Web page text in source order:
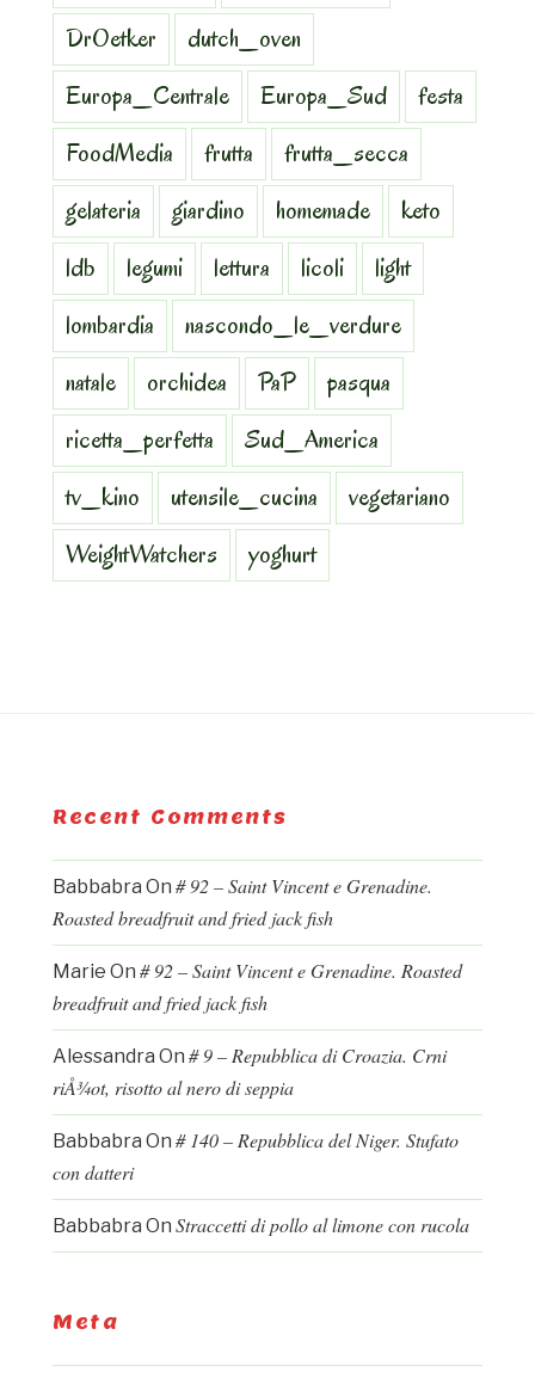
DrOetker
dutch_oven
Europa_Centrale
Europa_Sud
festa
FoodMedia
frutta
frutta_secca
gelateria
giardino homemade
keto
ldb
legumi lettura licoli
light
lombardia
nascondo_le_verdure
natale
orchidea PaP
pasqua
ricetta_perfetta
Sud_America
tv_kino
utensile_cucina
vegetariano
WeightWatchers
yoghurt
Recent Comments
Babbabra On # 92 – Saint Vincent e Grenadine.
Roasted breadfruit and fried jack fish
Marie On # 92 – Saint Vincent e Grenadine. Roasted
breadfruit and fried jack fish
Alessandra On # 9 – Repubblica di Croazia. Crni
riÅ¾ot, risotto al nero di seppia
Babbabra On # 140 – Repubblica del Niger. Stufato
con datteri
Babbabra On Straccetti di pollo al limone con rucola
Meta